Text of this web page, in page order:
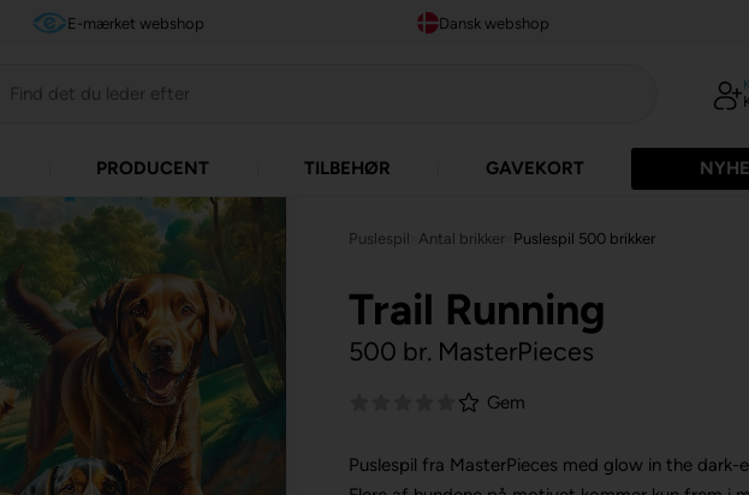
E-mærket webshop Dansk webshop
PRODUCENT TILBEHØR GAVEKORT
Puslespil Antal brikker Puslespil 500 brikker
Trail Running
500 br. MasterPieces
Gem
Puslespil fra MasterPieces med glow in the dark-